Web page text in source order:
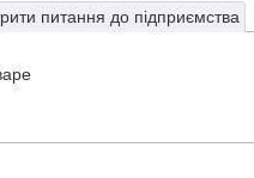
питання до підприємства